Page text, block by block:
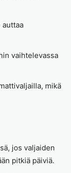
auttaa
vaihtelevassa
mikä
jos valjaiden
pitkiä päiviä.